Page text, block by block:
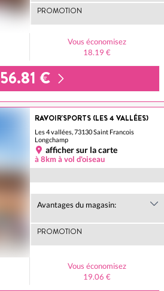
PROMOTION
Vous économisez
18.19 €
56.81 €
RAVOIR'SPORTS (LES 4 VALLÉES)
Les 4 vallées, 73130 Saint Francois
Longchamp
afficher sur la carte
à 8km à vol d'oiseau
Avantages du magasin:
PROMOTION
Vous économisez
19.06 €